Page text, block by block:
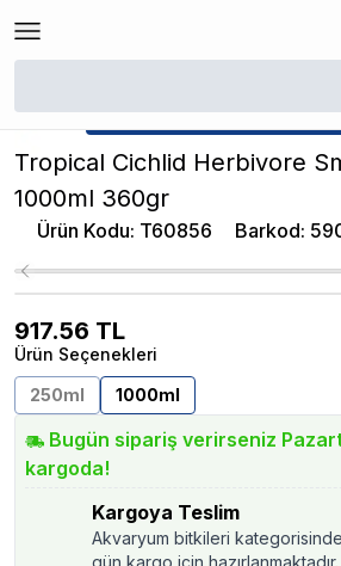
/ Tropical Cichlid
★ Atakan Petshop,
Tropical Cichlid Herbivore
1000ml 360gr
Ürün Kodu: T60856 Barkod:
917.56 TL
Ürün Seçenekleri
250ml
1000ml
Bugün sipariş verirseniz
kargoda!
Kargoya Teslim
Akvaryum bitkileri
gün kargo için hazırlanmaktadır.